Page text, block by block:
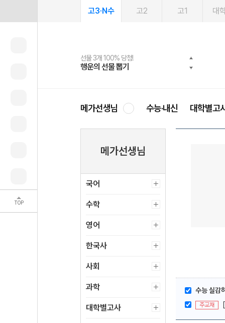
TOP
고3·N수 고2 고1 대
선물 3개 100% 당첨!
행운의 선물 뽑기
선물 100% 증정!
메가스터디 X 올리브
여름방학 스터디 캐시백
메가런 썸머스쿨
2027 러셀 단과
강사 공개선발
스마트러닝앱
설문 EVENT
메가패스
3일 무료 체험권
메가패스 수강생 무료혜택!
메가클럽 멤버십
사회공헌 캠페인
희망이룸 메가나눔
메가선생님 수능·내신 대학별고
메가선생님
국어
수학
영어
한국사
사회
과학
대학별고사
수능 실감
주교재